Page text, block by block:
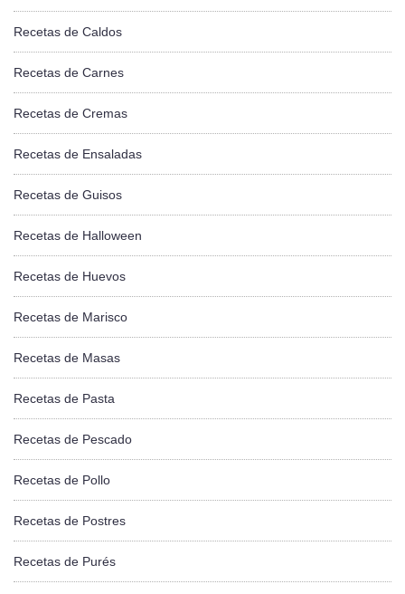
Recetas de Caldos
Recetas de Carnes
Recetas de Cremas
Recetas de Ensaladas
Recetas de Guisos
Recetas de Halloween
Recetas de Huevos
Recetas de Marisco
Recetas de Masas
Recetas de Pasta
Recetas de Pescado
Recetas de Pollo
Recetas de Postres
Recetas de Purés